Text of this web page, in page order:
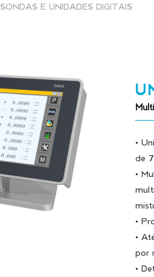
SONDAS E UNIDADES DIGITAIS
•
de
•
•
•
por
•